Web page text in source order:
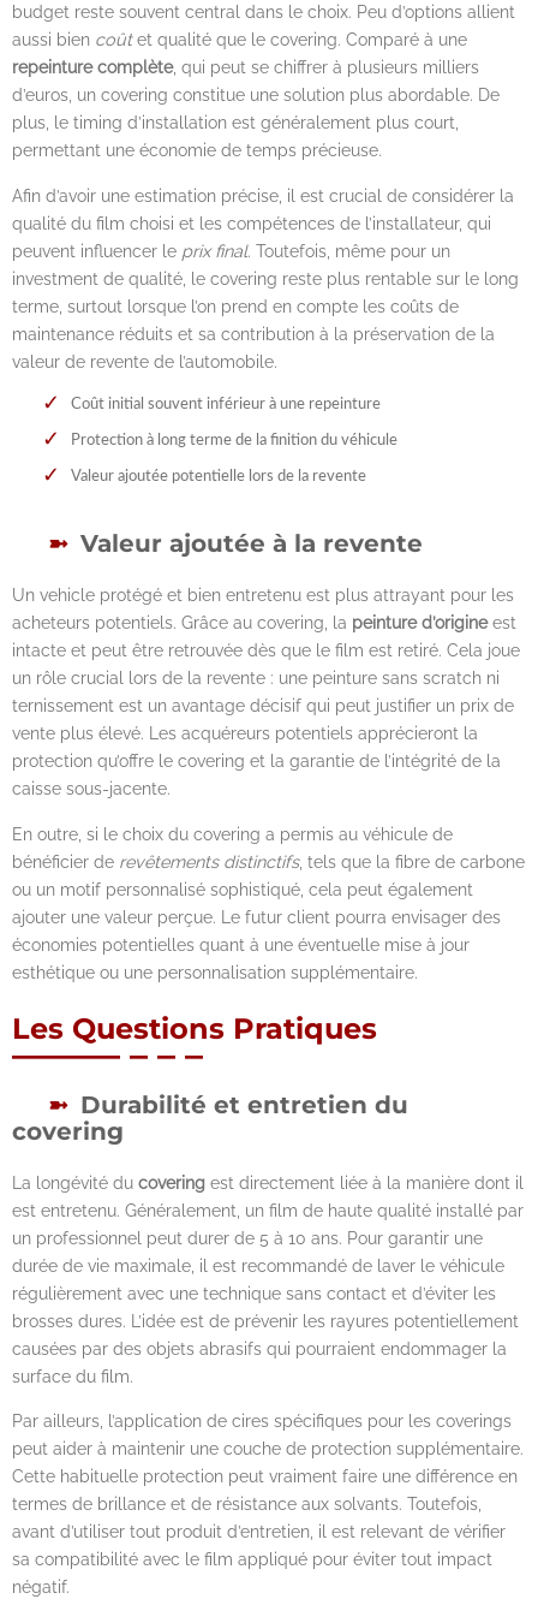
budget reste souvent central dans le choix. Peu d’options allient
aussi bien coûtet qualité que le covering. Comparé à une
repeinture complète, qui peut se chiffrer à plusieurs milliers
d’euros, un covering constitue une solution plus abordable. De
plus, le timing d’installation est généralement plus court,
permettant une économie de temps précieuse.
Afin d’avoir une estimation précise, il est crucial de considérer la
qualité du film choisi et les compétences de l’installateur, qui
peuvent influencer le prix final. Toutefois, même pour un
investment de qualité, le covering reste plus rentable sur le long
terme, surtout lorsque l’on prend en compte les coûts de
maintenance réduits et sa contribution à la préservation de la
valeur de revente de l’automobile.
Coût initial souvent inférieur à une repeinture
Protection à long terme de la finition du véhicule
Valeur ajoutée potentielle lors de la revente
Valeur ajoutée à la revente
Un vehicle protégé et bien entretenu est plus attrayant pour les
acheteurs potentiels. Grâce au covering, la peinture d’origineest
intacte et peut être retrouvée dès que le film est retiré. Cela joue
un rôle crucial lors de la revente : une peinture sans scratch ni
ternissement est un avantage décisif qui peut justifier un prix de
vente plus élevé. Les acquéreurs potentiels apprécieront la
protection qu’offre le covering et la garantie de l’intégrité de la
caisse sous-jacente.
En outre, si le choix du covering a permis au véhicule de
bénéficier de revêtements distinctifs, tels que la fibre de carbone
ou un motif personnalisé sophistiqué, cela peut également
ajouter une valeur perçue. Le futur client pourra envisager des
économies potentielles quant à une éventuelle mise à jour
esthétique ou une personnalisation supplémentaire.
Les Questions Pratiques
Durabilité et entretien du
covering
La longévité du covering est directement liée à la manière dont il
est entretenu. Généralement, un film de haute qualité installé par
un professionnel peut durer de 5 à 10 ans. Pour garantir une
durée de vie maximale, il est recommandé de laver le véhicule
régulièrement avec une technique sans contact et d’éviter les
brosses dures. L’idée est de prévenir les rayures potentiellement
causées par des objets abrasifs qui pourraient endommager la
surface du film.
Par ailleurs, l’application de cires spécifiques pour les coverings
peut aider à maintenir une couche de protection supplémentaire.
Cette habituelle protection peut vraiment faire une différence en
termes de brillance et de résistance aux solvants. Toutefois,
avant d’utiliser tout produit d’entretien, il est relevant de vérifier
sa compatibilité avec le film appliqué pour éviter tout impact
négatif.